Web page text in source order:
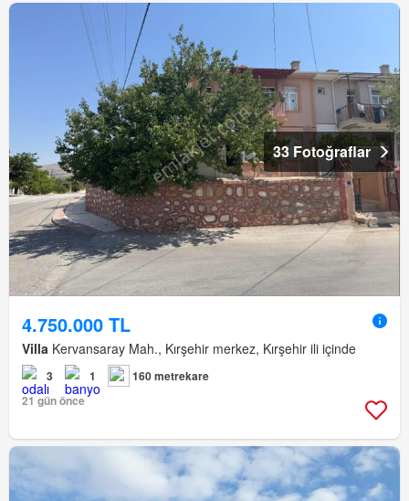
33 Fotoğraflar
4.750.000 TL
Villa Kervansaray Mah., Kırşehir merkez, Kırşehir ili içinde
3 1
160 metrekare
21 gün önce